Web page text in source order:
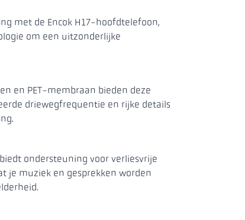
dia
met de Encok H17-hoofdtelefoon,
om een uitzonderlijke
en PET-membraan bieden deze
driewegfrequentie en rijke details
ondersteuning voor verliesvrije
je muziek en gesprekken worden